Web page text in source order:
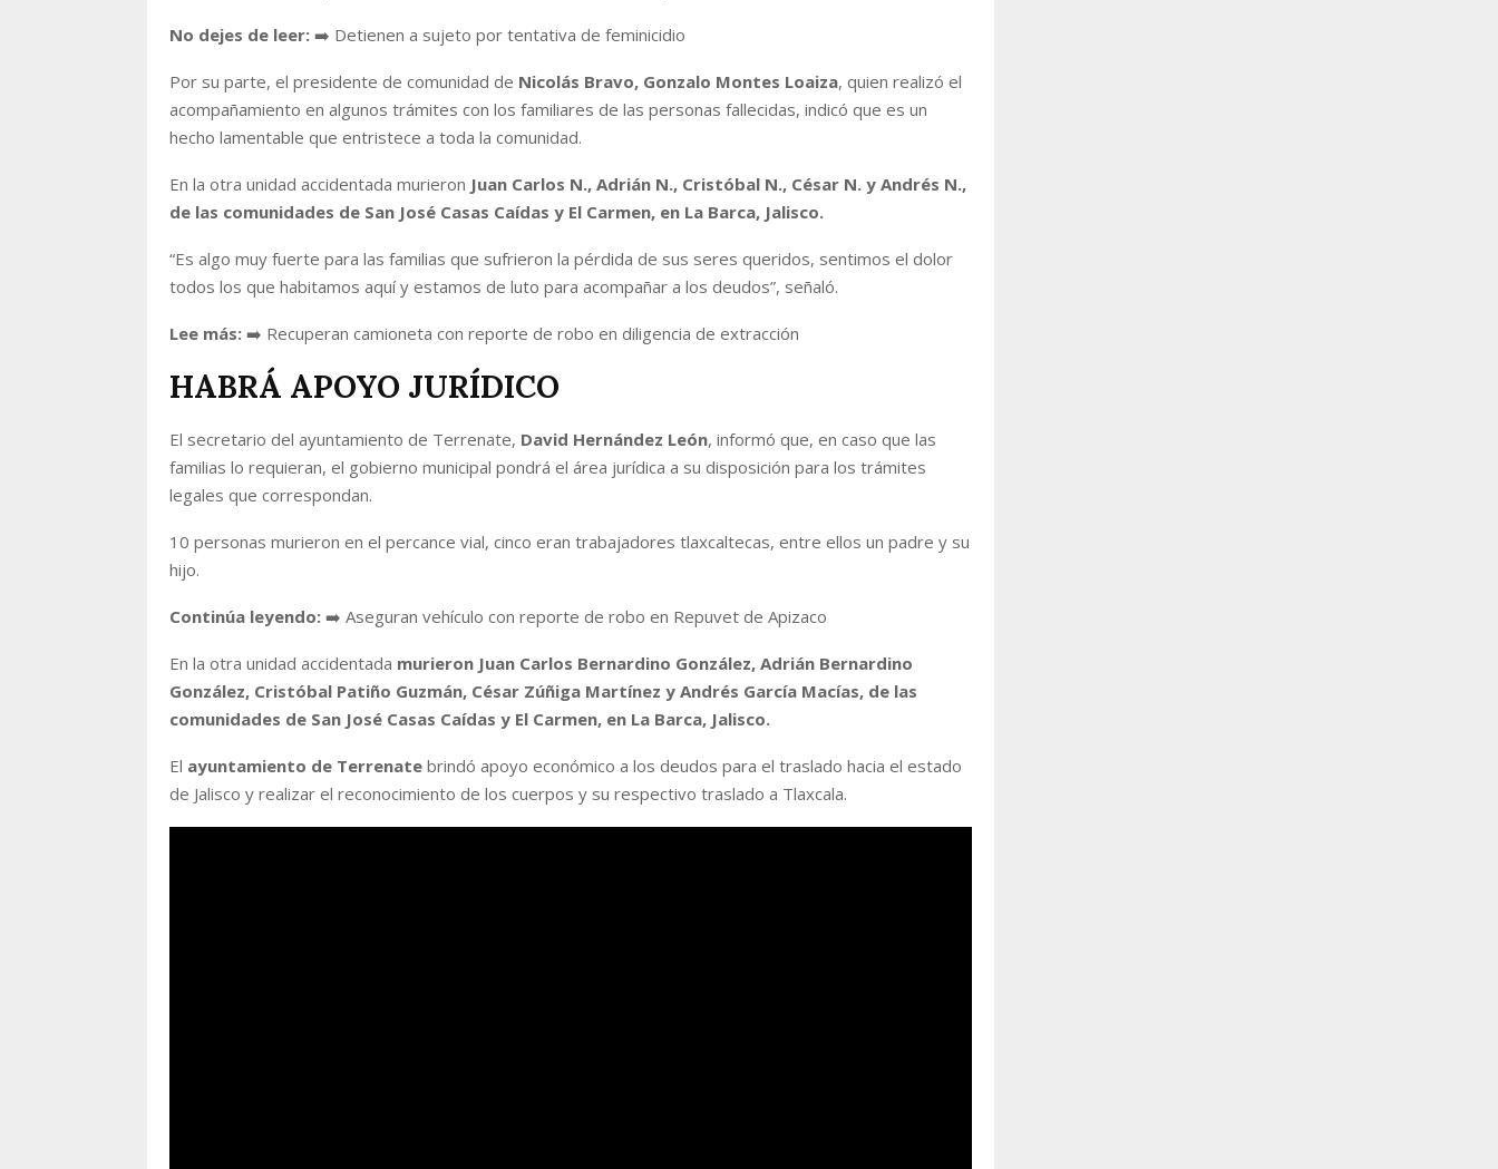
No dejes de leer: ➡️ Detienen a sujeto por tentativa de feminicidio
Por su parte, el presidente de comunidad de Nicolás Bravo, Gonzalo Montes Loaiza, quien realizó el
acompañamiento en algunos trámites con los familiares de las personas fallecidas, indicó que es un
hecho lamentable que entristece a toda la comunidad.
En la otra unidad accidentada murieron Juan Carlos N., Adrián N., Cristóbal N., César N. y Andrés N.,
de las comunidades de San José Casas Caídas y El Carmen, en La Barca, Jalisco.
“Es algo muy fuerte para las familias que sufrieron la pérdida de sus seres queridos, sentimos el dolor
todos los que habitamos aquí y estamos de luto para acompañar a los deudos”, señaló.
Lee más: ➡️ Recuperan camioneta con reporte de robo en diligencia de extracción
HABRÁ APOYO JURÍDICO
El secretario del ayuntamiento de Terrenate, David Hernández León, informó que, en caso que las
familias lo requieran, el gobierno municipal pondrá el área jurídica a su disposición para los trámites
legales que correspondan.
10 personas murieron en el percance vial, cinco eran trabajadores tlaxcaltecas, entre ellos un padre y su
hijo.
Continúa leyendo: ➡️ Aseguran vehículo con reporte de robo en Repuvet de Apizaco
En la otra unidad accidentada murieron Juan Carlos Bernardino González, Adrián Bernardino
González, Cristóbal Patiño Guzmán, César Zúñiga Martínez y Andrés García Macías, de las
comunidades de San José Casas Caídas y El Carmen, en La Barca, Jalisco.
El ayuntamiento de Terrenate brindó apoyo económico a los deudos para el traslado hacia el estado
de Jalisco y realizar el reconocimiento de los cuerpos y su respectivo traslado a Tlaxcala.